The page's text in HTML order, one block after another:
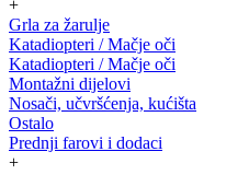
+
Grla za žarulje
Katadiopteri / Mačje oči
Katadiopteri / Mačje oči
Montažni dijelovi
Nosači, učvršćenja, kućišta
Ostalo
Prednji farovi i dodaci
+